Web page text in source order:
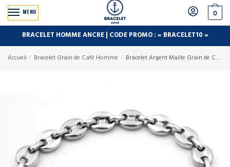
MENU 0
BRACELET HOMME ANCRE | CODE PROMO : « BRACELET10 »
Accueil / Bracelet Grain de Café Homme / Bracelet Argent Maille Grain de Café Homme